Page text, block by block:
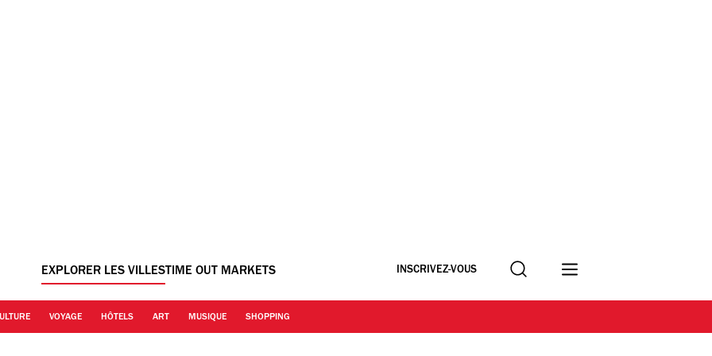
EXPLORER LES VILLESTIME OUT MARKETS INSCRIVEZ-VOUS Recherche
VOYAGE HÔTELS ART MUSIQUE SHOPPING